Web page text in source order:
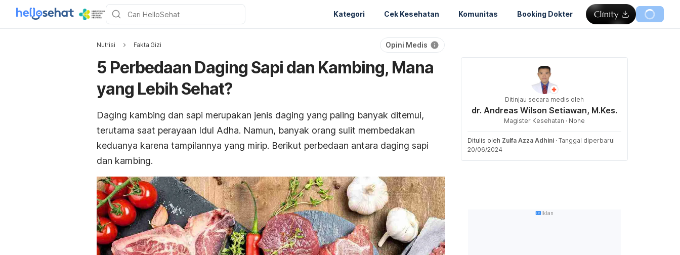
Kategori Cek Kesehatan Komunitas Booking Dokter
Nutrisi Fakta Gizi Opini Medis
5 Perbedaan Daging Sapi dan Kambing, Mana
yang Lebih Sehat?
Daging kambing dan sapi merupakan jenis daging yang paling banyak ditemui,
terutama saat perayaan Idul Adha. Namun, banyak orang sulit membedakan
keduanya karena tampilannya yang mirip. Berikut perbedaan antara daging sapi
dan kambing.
Ditinjau secara medis oleh
dr. Andreas Wilson Setiawan, M.Kes.
Magister Kesehatan · None
Ditulis oleh Zulfa Azza Adhini · Tanggal diperbarui
20/06/2024
Iklan